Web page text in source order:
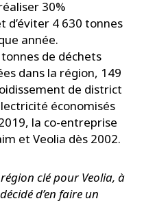
30%
d’éviter 4 630 tonnes
année.
de déchets
dans la région, 149
de district
économisés
la co-entreprise
et Veolia dès 2002.
clé pour Veolia, à
d’en faire un